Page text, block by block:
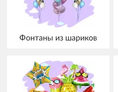
Фонтаны из шариков